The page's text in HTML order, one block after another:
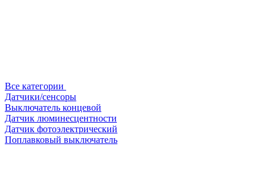
Все категории
Датчики/сенсоры
Выключатель концевой
Датчик люминесцентности
Датчик фотоэлектрический
Поплавковый выключатель